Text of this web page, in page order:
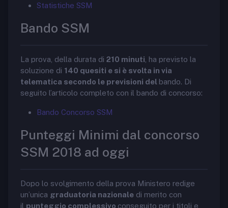
Statistiche SSM
Bando SSM
La prova, della durata di 210 minuti , ha previsto la
soluzione di 140 quesiti e si è svolta in via
telematica secondo le previsioni del bando. Di
seguito l’articolo completo con il bando di concorso:
Bando Concorso SSM
Punteggi Minimi dal concorso
SSM 2018 ad oggi
Dopo lo svolgimento della prova Ministero redige
un’unica graduatoria nazionale di merito con
il punteggio complessivo conseguito per i titoli e